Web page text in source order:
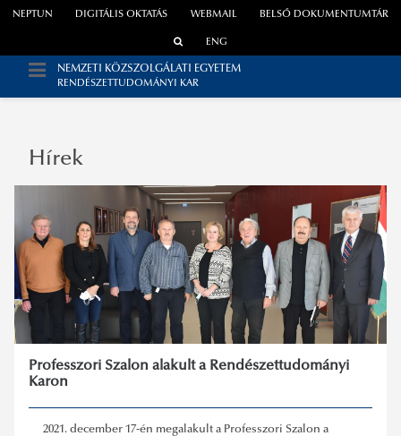
WEBMAIL
NEPTUN DIGITÁLIS OKTATÁS BELSŐ DOKUMENTUMTÁR
ENG
NEMZETI KÖZSZOLGÁLATI EGYETEM
RENDÉSZETTUDOMÁNYI KAR
Hírek
Professzori Szalon alakult a Rendészettudományi
Karon
2021. december 17-én megalakult a Professzori Szalon a